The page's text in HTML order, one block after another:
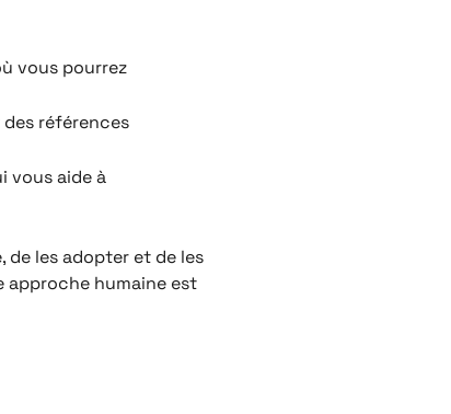
vous pourrez
références
vous aide à
de les adopter et de les
approche humaine est